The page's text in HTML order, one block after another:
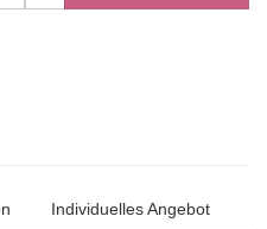
Individuelles Angebot